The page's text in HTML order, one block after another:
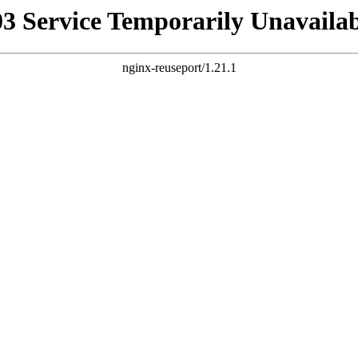
Service Temporarily
nginx-reuseport/1.21.1